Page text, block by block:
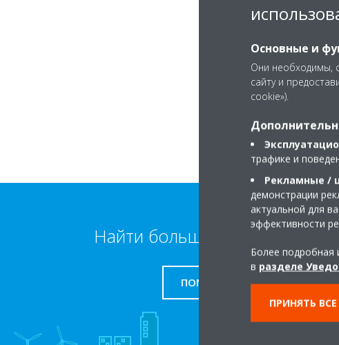
Найти больше информации
ПОМОЩЬ
Основные и
Они необходимы,
сайту и
cookie»).
трафике и
Рекламные /
демонстрации
актуальной для
эффективности
Более подробная
в разделе
ПРИНЯТЬ ВСЕ